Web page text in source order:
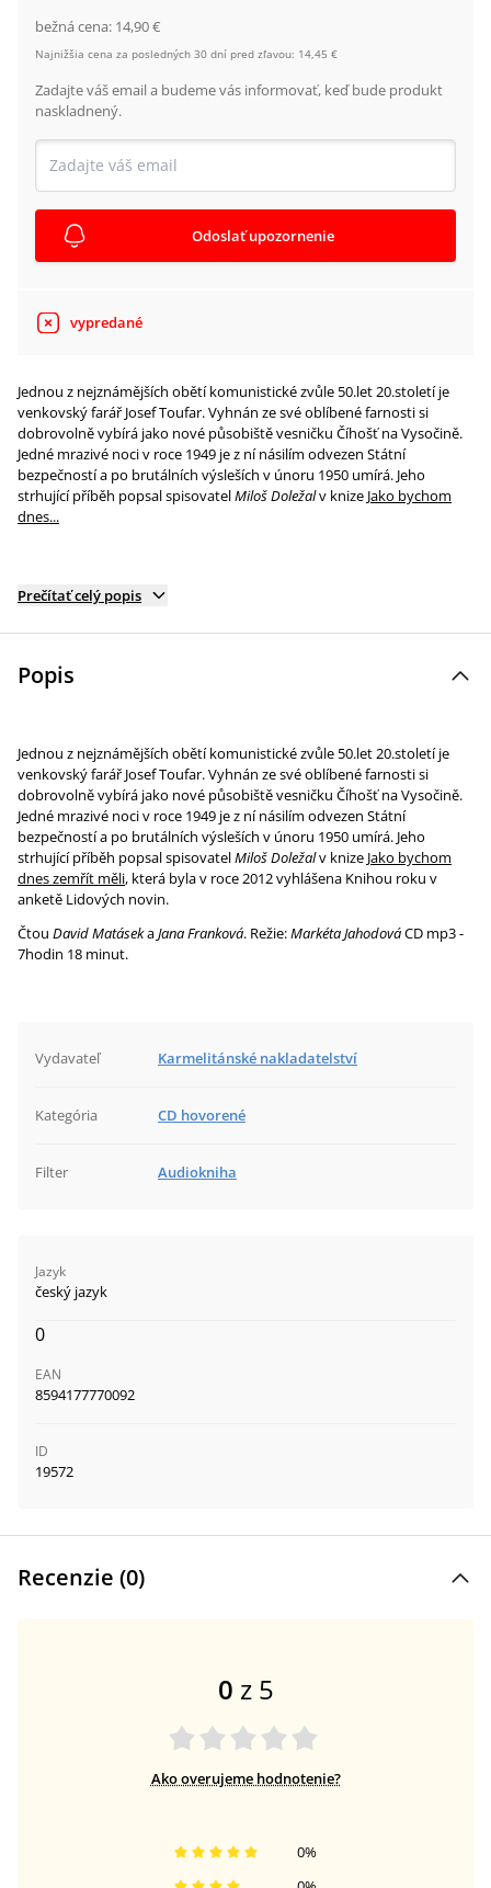
bežná cena: 14,90 €
Najnižšia cena za posledných 30 dní pred zľavou: 14,45 €
Zadajte váš email a budeme vás informovať, keď bude produkt
naskladnený.
Odoslať upozornenie
vypredané
Jednou z nejznámějších obětí komunistické zvůle 50.let 20.století je
venkovský farář Josef Toufar. Vyhnán ze své oblíbené farnosti si
dobrovolně vybírá jako nové působiště vesničku Číhošť na Vysočině.
Jedné mrazivé noci v roce 1949 je z ní násilím odvezen Státní
bezpečností a po brutálních výsleších v únoru 1950 umírá. Jeho
strhující příběh popsal spisovatelMiloš Doležalv knize Jako bychom
dnes...
Prečítať celý popis
Popis
Jednou z nejznámějších obětí komunistické zvůle 50.let 20.století je
venkovský farář Josef Toufar. Vyhnán ze své oblíbené farnosti si
dobrovolně vybírá jako nové působiště vesničku Číhošť na Vysočině.
Jedné mrazivé noci v roce 1949 je z ní násilím odvezen Státní
bezpečností a po brutálních výsleších v únoru 1950 umírá. Jeho
strhující příběh popsal spisovatelMiloš Doležalv knize Jako bychom
dnes zemřít měli, která byla v roce 2012 vyhlášena Knihou roku v
anketě Lidových novin.
Čtou David MatásekaJana Franková. Režie:Markéta JahodováCD mp3 -
7hodin 18 minut.
Vydavateľ Karmelitánské nakladatelství
Kategória CD hovorené
Filter Audiokniha
Jazyk
český jazyk
0
EAN
8594177770092
ID
19572
Recenzie (0)
0 z 5
Ako overujeme hodnotenie?
0%